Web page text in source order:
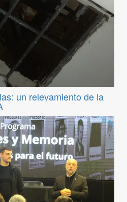
un relevamiento de la